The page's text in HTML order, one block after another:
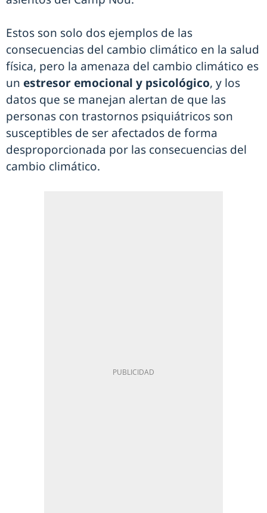
Estos son solo dos ejemplos de las
consecuencias del cambio climático en la salud
física, pero la amenaza del cambio climático es
un estresor emocional y psicológico, y los
datos que se manejan alertan de que las
personas con trastornos psiquiátricos son
susceptibles de ser afectados de forma
desproporcionada por las consecuencias del
cambio climático.